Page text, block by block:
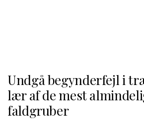
Undgå begynderfejl i
lær af de mest
faldgruber